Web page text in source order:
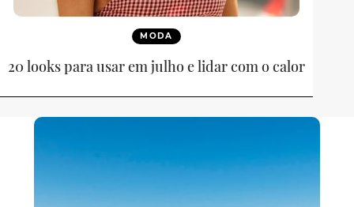
MODA
20 looks para usar em julho e lidar com o calor